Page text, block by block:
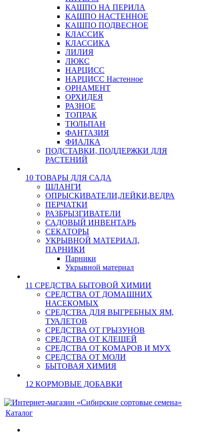
КАШПО НА ПЕРИЛА
КАШПО НАСТЕННОЕ
КАШПО ПОДВЕСНОЕ
КЛАССИК
КЛАССИКА
ЛИЛИЯ
ЛЮКС
НАРЦИСС
НАРЦИСС Настенное
ОРНАМЕНТ
ОРХИДЕЯ
РАЗНОЕ
ТОПРАК
ТЮЛЬПАН
ФАНТАЗИЯ
ФИАЛКА
ПОДСТАВКИ, ПОДДЕРЖКИ ДЛЯ
РАСТЕНИЙ
10 ТОВАРЫ ДЛЯ САДА
ШЛАНГИ
ОПРЫСКИВАТЕЛИ,ЛЕЙКИ,ВЕДРА
ПЕРЧАТКИ
РАЗБРЫЗГИВАТЕЛИ
САДОВЫЙ ИНВЕНТАРЬ
СЕКАТОРЫ
УКРЫВНОЙ МАТЕРИАЛ,
ПАРНИКИ
Парники
Укрывной материал
11 СРЕДСТВА БЫТОВОЙ ХИМИИ
СРЕДСТВА ОТ ДОМАШНИХ
НАСЕКОМЫХ
СРЕДСТВА ДЛЯ ВЫГРЕБНЫХ ЯМ,
ТУАЛЕТОВ
СРЕДСТВА ОТ ГРЫЗУНОВ
СРЕДСТВА ОТ КЛЕЩЕЙ
СРЕДСТВА ОТ КОМАРОВ И МУХ
СРЕДСТВА ОТ МОЛИ
БЫТОВАЯ ХИМИЯ
12 КОРМОВЫЕ ДОБАВКИ
Каталог